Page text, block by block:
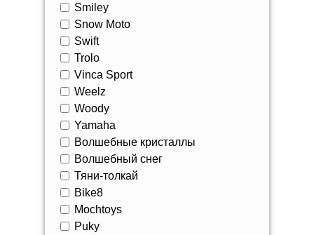
Smiley
Snow Moto
Swift
Trolo
Vinca Sport
Weelz
Woody
Yamaha
Волшебные кристаллы
Волшебный снег
Тяни-толкай
Bike8
Mochtoys
Puky